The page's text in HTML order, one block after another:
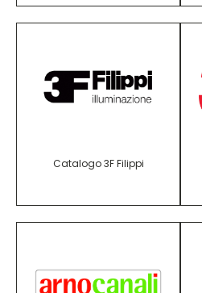
Catalogo 3F Filippi